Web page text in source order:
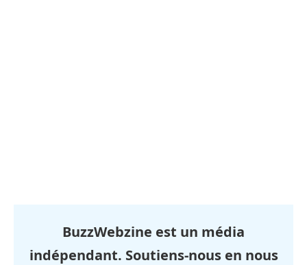
BuzzWebzine est un média
indépendant. Soutiens-nous en nous